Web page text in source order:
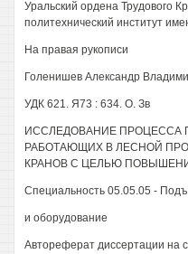
Уральский ордена Трудового
политехнический институт
На правая рукописи
Голенишев Александр
УДК 621. Я73 : 634. О. Зв
ИССЛЕДОВАНИЕ ПРОЦЕССА
РАБОТАЮЩИХ В ЛЕСНОЙ
КРАНОВ С ЦЕЛЬЮ
Специальность 05.05.05 -
и оборудование
Автореферат диссертации на